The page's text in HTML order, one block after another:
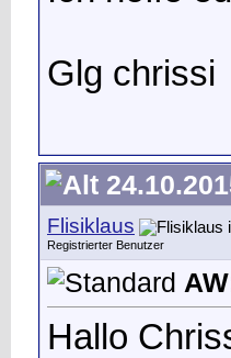
Glg chrissi
Flisiklaus
Registrierter Benutzer
Hallo